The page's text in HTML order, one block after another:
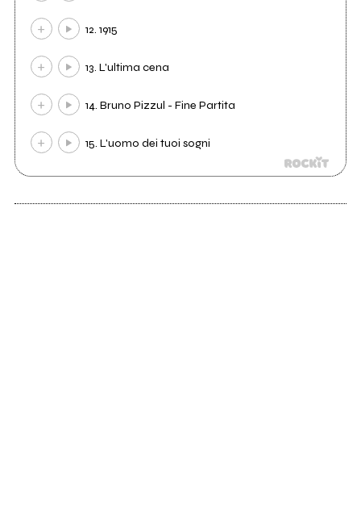
12. 1915
13. L'ultima cena
14. Bruno Pizzul - Fine Partita
15. L'uomo dei tuoi sogni